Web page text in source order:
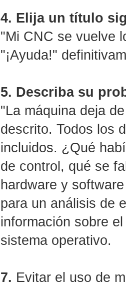
4. Elija un título
"Mi CNC se vuelve
"¡Ayuda!"
5. Describa su
"La máquina deja
descrito. Todos los
incluidos. ¿Qué
de control, qué se
hardware y
para un análisis de
información sobre
sistema operativo.
7. Evitar el uso de